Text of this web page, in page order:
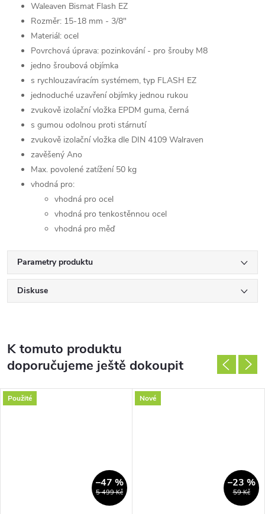
Waleaven Bismat Flash EZ
Rozměr: 15-18 mm - 3/8"
Materiál: ocel
Povrchová úprava: pozinkování - pro šrouby M8
jedno šroubová objímka
s rychlouzavíracím systémem, typ FLASH EZ
jednoduché uzavření objímky jednou rukou
zvukově izolační vložka EPDM guma, černá
s gumou odolnou proti stárnutí
zvukově izolační vložka dle DIN 4109 Walraven
zavěšený Ano
Max. povolené zatížení 50 kg
vhodná pro:
vhodná pro ocel
vhodná pro tenkostěnnou ocel
vhodná pro měď
Parametry produktu
Diskuse
K tomuto produktu
doporučujeme ještě dokoupit
Použité
5 499 Kč
–47 %
Nové
59 Kč
–23 %